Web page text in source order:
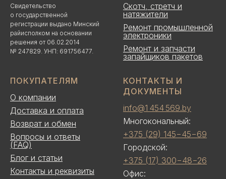
Свидетельство
о государственной
регистрации выдано Минский
райисполком на основании
решения от 06.02.2014
№ 247829. УНП: 691756477.
Скотч, стретч и
натяжители
Ремонт промышленной
электроники
Ремонт и запчасти
запайщиков пакетов
ПОКУПАТЕЛЯМ
О компании
Доставка и оплата
Возврат и обмен
Вопросы и ответы
(FAQ)
Блог и статьи
Контакты и реквизиты
КОНТАКТЫ И
ДОКУМЕНТЫ
info@1 454 569.by
Многокональный:
+375 (29) 145−45−69
Городской:
+375 (17) 300−48−26
Офис: